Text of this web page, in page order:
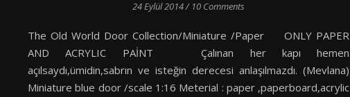
24 Eylül 2014/ 10 Comments
The Old World Door Collection/Miniature /Paper ONLY PAPER
AND ACRYLIC PAİNT Çalınan her kapı hemen
açılsaydı,ümidin,sabrın ve isteğin derecesi anlaşılmazdı. (Mevlana)
Miniature blue door /scale 1:16 Meterial : paper ,paperboard,acrylic